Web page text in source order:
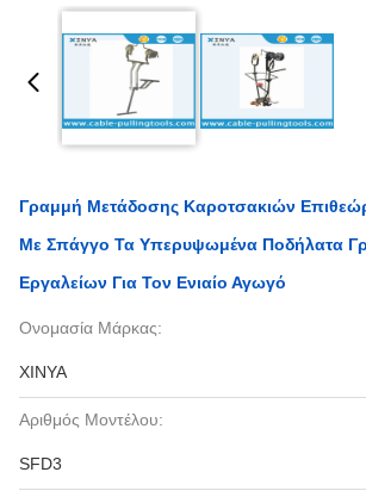
Γραμμή Μετάδοσης Καροτσακιών
Με Σπάγγο Τα Υπερυψωμένα Ποδήλατα
Εργαλείων Για Τον Ενιαίο Αγωγό
Ονομασία Μάρκας:
XINYA
Αριθμός Μοντέλου:
SFD3